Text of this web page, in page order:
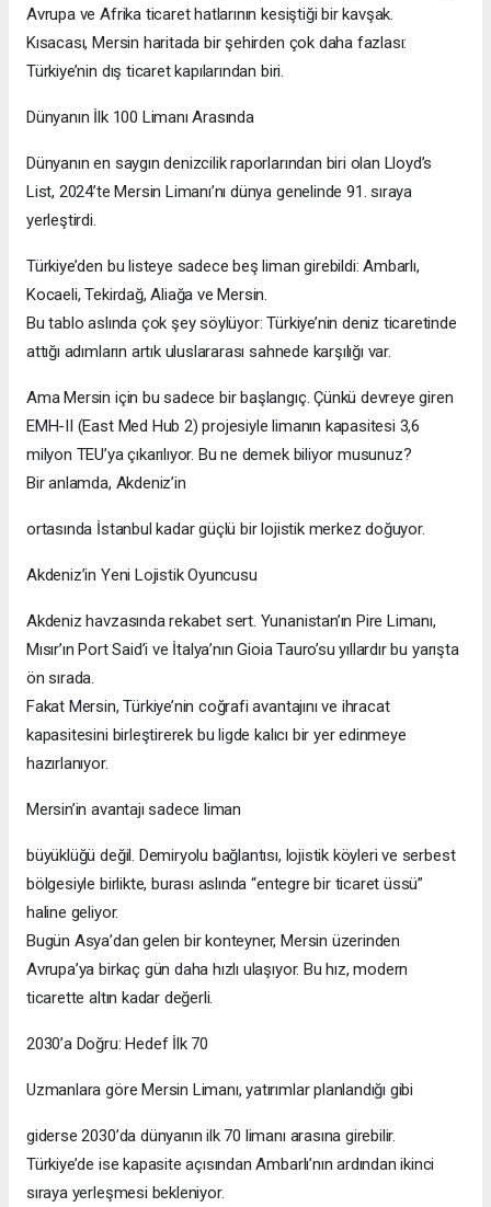
Avrupa ve Afrika ticaret hatlarının kesiştiği bir kavşak.
Kısacası, Mersin haritada bir şehirden çok daha fazlası:
Türkiye’nin dış ticaret kapılarından biri.
Dünyanın İlk 100 Limanı Arasında
Dünyanın en saygın denizcilik raporlarından biri olan Lloyd’s
List, 2024’te Mersin Limanı’nı dünya genelinde 91. sıraya
yerleştirdi.
Türkiye’den bu listeye sadece beş liman girebildi: Ambarlı,
Kocaeli, Tekirdağ, Aliağa ve Mersin.
Bu tablo aslında çok şey söylüyor: Türkiye’nin deniz ticaretinde
attığı adımların artık uluslararası sahnede karşılığı var.
Ama Mersin için bu sadece bir başlangıç. Çünkü devreye giren
EMH-II (East Med Hub 2) projesiyle limanın kapasitesi 3,6
milyon TEU’ya çıkarılıyor. Bu ne demek biliyor musunuz?
Bir anlamda, Akdeniz’in
ortasında İstanbul kadar güçlü bir lojistik merkez doğuyor.
Akdeniz’in Yeni Lojistik Oyuncusu
Akdeniz havzasında rekabet sert. Yunanistan’ın Pire Limanı,
Mısır’ın Port Said’i ve İtalya’nın Gioia Tauro’su yıllardır bu yarışta
ön sırada.
Fakat Mersin, Türkiye’nin coğrafi avantajını ve ihracat
kapasitesini birleştirerek bu ligde kalıcı bir yer edinmeye
hazırlanıyor.
Mersin’in avantajı sadece liman
büyüklüğü değil. Demiryolu bağlantısı, lojistik köyleri ve serbest
bölgesiyle birlikte, burası aslında “entegre bir ticaret üssü”
haline geliyor.
Bugün Asya’dan gelen bir konteyner, Mersin üzerinden
Avrupa’ya birkaç gün daha hızlı ulaşıyor. Bu hız, modern
ticarette altın kadar değerli.
2030’a Doğru: Hedef İlk 70
Uzmanlara göre Mersin Limanı, yatırımlar planlandığı gibi
giderse 2030’da dünyanın ilk 70 limanı arasına girebilir.
Türkiye’de ise kapasite açısından Ambarlı’nın ardından ikinci
sıraya yerleşmesi bekleniyor.